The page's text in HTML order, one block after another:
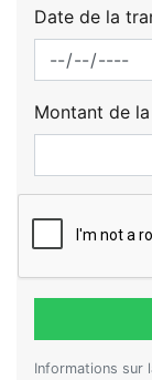
Date de la
Montant de
Informations sur